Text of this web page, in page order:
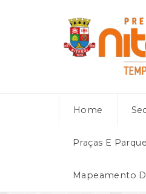
Home
Praças E
Mapeamento